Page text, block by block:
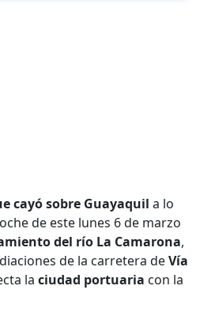
cayó sobre Guayaquil a lo
de este lunes 6 de marzo
del río La Camarona,
de la carretera deVía
la ciudad portuaria con la